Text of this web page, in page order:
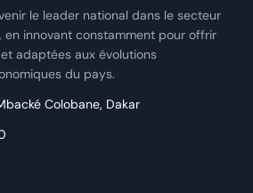
le leader national dans le secteur
en innovant constamment pour offrir
adaptées aux évolutions
du pays.
Colobane, Dakar